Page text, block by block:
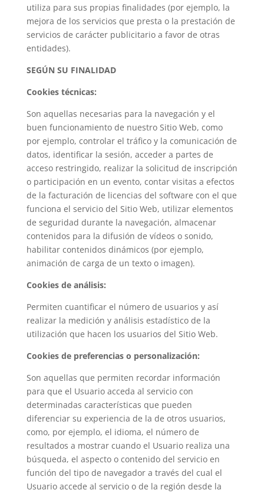
utiliza para sus propias finalidades (por ejemplo, la
mejora de los servicios que presta o la prestación de
servicios de carácter publicitario a favor de otras
entidades).
SEGÚN SU FINALIDAD
Cookies técnicas:
Son aquellas necesarias para la navegación y el
buen funcionamiento de nuestro Sitio Web, como
por ejemplo, controlar el tráfico y la comunicación de
datos, identificar la sesión, acceder a partes de
acceso restringido, realizar la solicitud de inscripción
o participación en un evento, contar visitas a efectos
de la facturación de licencias del software con el que
funciona el servicio del Sitio Web, utilizar elementos
de seguridad durante la navegación, almacenar
contenidos para la difusión de vídeos o sonido,
habilitar contenidos dinámicos (por ejemplo,
animación de carga de un texto o imagen).
Cookies de análisis:
Permiten cuantificar el número de usuarios y así
realizar la medición y análisis estadístico de la
utilización que hacen los usuarios del Sitio Web.
Cookies de preferencias o personalización:
Son aquellas que permiten recordar información
para que el Usuario acceda al servicio con
determinadas características que pueden
diferenciar su experiencia de la de otros usuarios,
como, por ejemplo, el idioma, el número de
resultados a mostrar cuando el Usuario realiza una
búsqueda, el aspecto o contenido del servicio en
función del tipo de navegador a través del cual el
Usuario accede al servicio o de la región desde la